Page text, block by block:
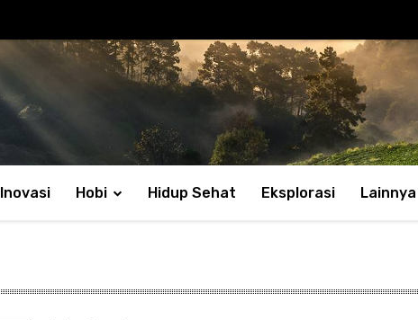
Inovasi Hobi Hidup Sehat Eksplorasi Lainnya